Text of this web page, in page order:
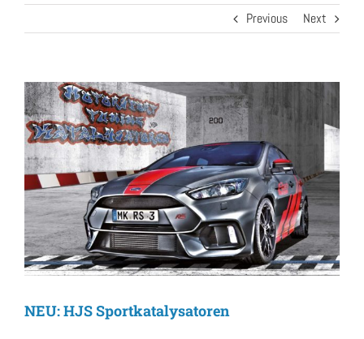
Previous Next
View
Larger
Image
NEU: HJS Sportkatalysatoren